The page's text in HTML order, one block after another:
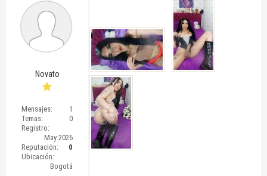
Novato
Mensajes:
1
Temas:
0
Registro:
May 2026
Reputación:
0
Ubicación:
Bogotá